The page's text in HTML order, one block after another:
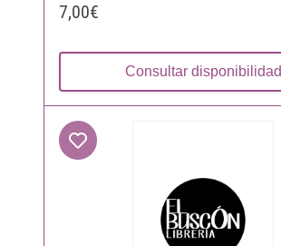
7,00€
Consultar disponibilidad